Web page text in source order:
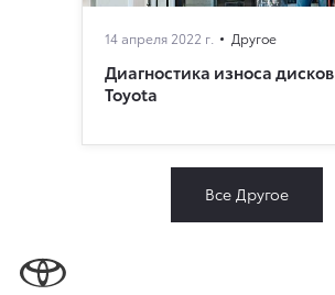
14 апреля 2022 г. Другое
Диагностика износа дисков
Toyota
Все Другое